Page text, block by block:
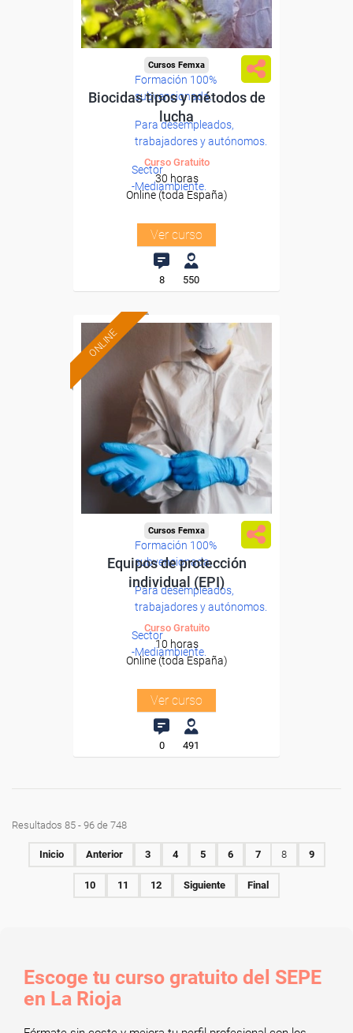
Formación 100%
subvencionada.
Para desempleados,
trabajadores y autónomos.
Sector
-Mediambiente.
Cursos Femxa
Biocidas tipos y métodos de
lucha
Curso Gratuito
30 horas
Online (toda España)
Ver curso
8 550
ONLINE
Formación 100%
subvencionada.
Para desempleados,
trabajadores y autónomos.
Sector
-Mediambiente.
Cursos Femxa
Equipos de protección
individual (EPI)
Curso Gratuito
10 horas
Online (toda España)
Ver curso
0 491
Resultados 85 - 96 de 748
Inicio Anterior 3 4 5 6 7 8 9
10 11 12 Siguiente Final
Escoge tu curso gratuito del SEPE
en La Rioja